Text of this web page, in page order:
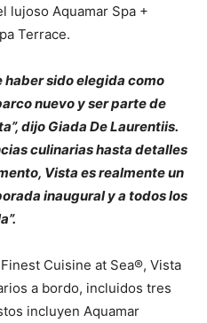
lujoso Aquamar Spa +
Terrace.
haber sido elegida como
nuevo y ser parte de
dijo Giada De Laurentiis.
culinarias hasta detalles
Vista es realmente un
inaugural y a todos los
Cuisine at Sea®, Vista
a bordo, incluidos tres
incluyen Aquamar